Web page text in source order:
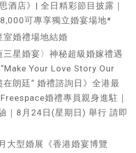
酒店》| 全日精彩節目披露｜
可專享獨立婚宴場地*
室婚禮場地結婚
三星婚宴〉神秘超級婚嫁禮遇
Your Love Story Our
朗廷“ 婚禮諮詢日》全港最
婚禮專員親身進駐｜
｜8月24日(星期日) 舉行 請即
大型婚展《香港婚宴博覽